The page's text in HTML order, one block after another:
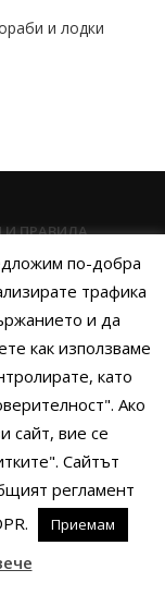
и лодки
И ПРАВИЛА
ПОВЕРИТЕЛНОСТ
ЗАПИТВАНЕ
byWe Work With
по-добра
трафика
и да
как използваме
като
Ако
сайт, вие се
Сайтът
регламент
Приемам